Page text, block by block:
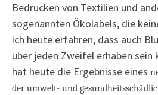
Bedrucken von Textilien und
sogenannten Ökolabels, die
ich heute erfahren, dass auch
über jeden Zweifel erhaben sein
hat heute die Ergebnisse eines
der umwelt- und